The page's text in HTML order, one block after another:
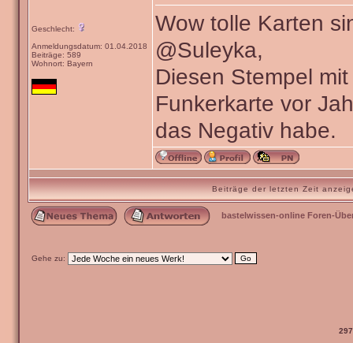
Geschlecht:
Anmeldungsdatum: 01.04.2018
Beiträge: 589
Wohnort: Bayern
Wow tolle Karten
@Suleyka,
Diesen Stempel
Funkerkarte vor
das Negativ habe.
Beiträge der letzten Zeit
bastelwissen-online Foren-
Gehe zu: